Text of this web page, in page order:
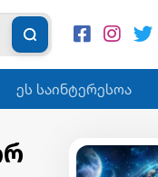
ეს საინტერესოა